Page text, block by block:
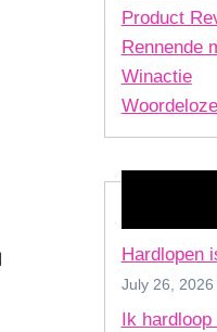
Product
Rennende
Winactie
Hardlopen
July 26, 2026
Ik